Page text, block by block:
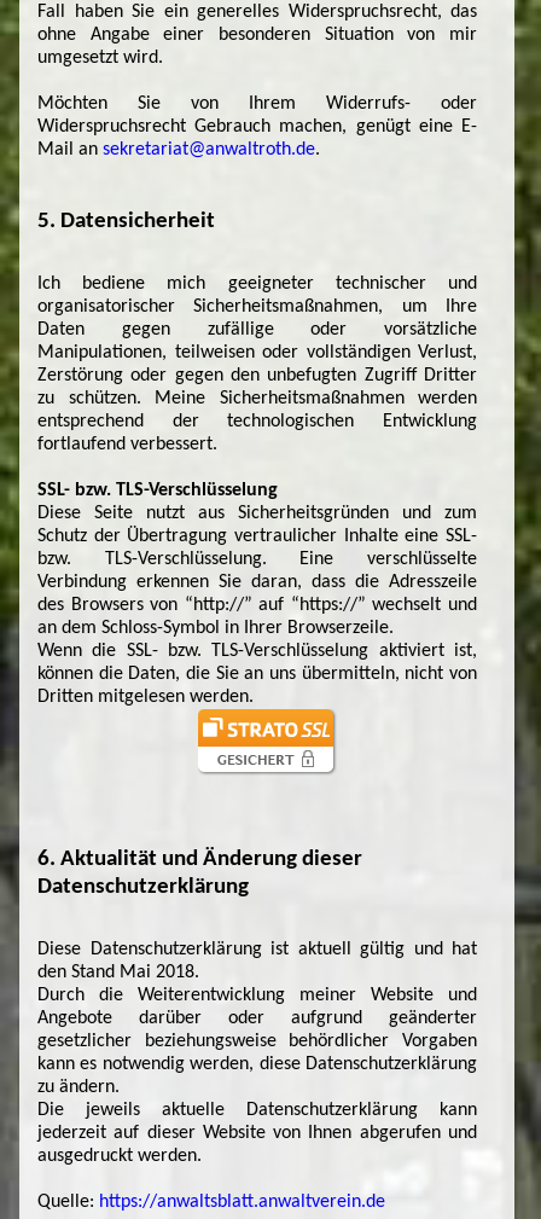
Fall haben Sie ein generelles Widerspruchsrecht, das
ohne Angabe einer besonderen Situation von mir
umgesetzt wird.
Möchten Sie von Ihrem Widerrufs- oder
Widerspruchsrecht Gebrauch machen, genügt eine E-
Mail an sekretariat@anwaltroth.de.
5. Datensicherheit
Ich bediene mich geeigneter technischer und
organisatorischer Sicherheitsmaßnahmen, um Ihre
Daten gegen zufällige oder vorsätzliche
Manipulationen, teilweisen oder vollständigen Verlust,
Zerstörung oder gegen den unbefugten Zugriff Dritter
zu schützen. Meine Sicherheitsmaßnahmen werden
entsprechend der technologischen Entwicklung
fortlaufend verbessert.
SSL- bzw. TLS-Verschlüsselung
Diese Seite nutzt aus Sicherheitsgründen und zum
Schutz der Übertragung vertraulicher Inhalte eine SSL-
bzw. TLS-Verschlüsselung. Eine verschlüsselte
Verbindung erkennen Sie daran, dass die Adresszeile
des Browsers von “http://” auf “https://” wechselt und
an dem Schloss-Symbol in Ihrer Browserzeile.
Wenn die SSL- bzw. TLS-Verschlüsselung aktiviert ist,
können die Daten, die Sie an uns übermitteln, nicht von
Dritten mitgelesen werden.
6. Aktualität und Änderung dieser
Datenschutzerklärung
Diese Datenschutzerklärung ist aktuell gültig und hat
den Stand Mai 2018.
Durch die Weiterentwicklung meiner Website und
Angebote darüber oder aufgrund geänderter
gesetzlicher beziehungsweise behördlicher Vorgaben
kann es notwendig werden, diese Datenschutzerklärung
zu ändern.
Die jeweils aktuelle Datenschutzerklärung kann
jederzeit auf dieser Website von Ihnen abgerufen und
ausgedruckt werden.
Quelle: https://anwaltsblatt.anwaltverein.de